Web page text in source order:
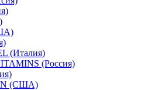
(Италия)
(Россия)
(США)